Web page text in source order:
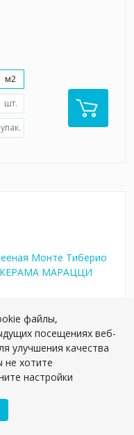
м2
шт.
упак.
Монте
33x80x0,9
файлы,
посещениях веб-
улучшения качества
не хотите
настройки